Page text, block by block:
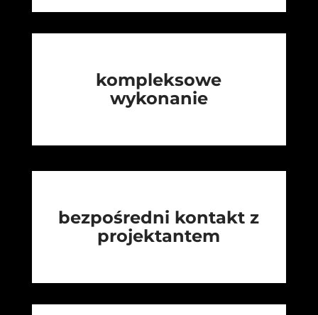
kompleksowe
wykonanie
bezpośredni kontakt z
projektantem